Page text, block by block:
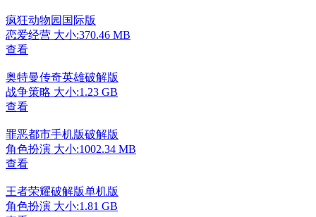
疯狂动物园国际版
恋爱经营 大小:370.46 MB
查看
奥特曼传奇英雄破解版
战争策略 大小:1.23 GB
查看
罪恶都市手机版破解版
角色扮演 大小:1002.34 MB
查看
王者荣耀破解版单机版
角色扮演 大小:1.81 GB